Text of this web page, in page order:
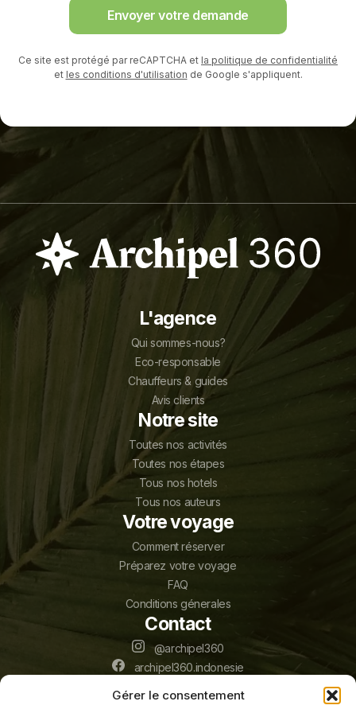
Gérer le consentement
Envoyer votre demande
Ce site est protégé par reCAPTCHA et la politique de confidentialité
et les conditions d'utilisation de Google s'appliquent.
L'agence
Qui sommes-nous?
Eco-responsable
Chauffeurs & guides
Avis clients
Notre site
Toutes nos activités
Toutes nos étapes
Tous nos hotels
Tous nos auteurs
Votre voyage
Comment réserver
Préparez votre voyage
FAQ
Conditions génerales
Contact
@archipel360
archipel360.indonesie